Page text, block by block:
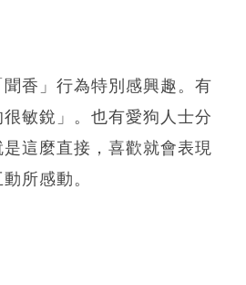
香」行為特別感興趣。有
敏銳」。也有愛狗人士分
這麼直接，喜歡就會表現
所感動。